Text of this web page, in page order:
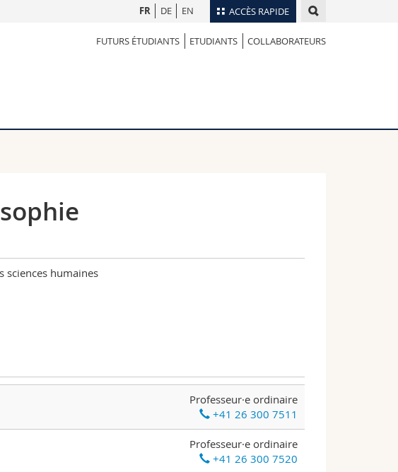
ACCÈS RAPIDE
Collaborateurs
Annuaire du personnel
Programme des cours
FR DE EN
FUTURS ÉTUDIANTS ETUDIANTS COLLABORATEURS
sciences humaines
Professeur·e ordinaire
+41 26 300 7511
Professeur·e ordinaire
+41 26 300 7520